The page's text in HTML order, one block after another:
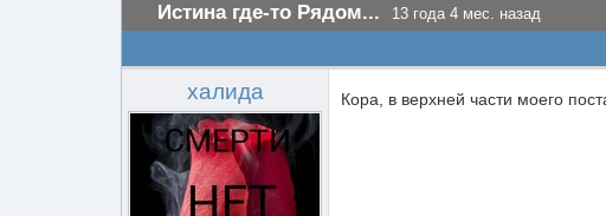
Истина где-то Рядом... 13 года 4 мес. назад
халида Кора, в верхней части моего